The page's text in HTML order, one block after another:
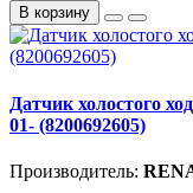
В корзину
Датчик холостого
01- (8200692605)
Производитель: